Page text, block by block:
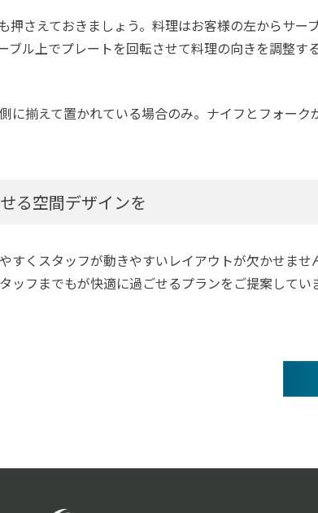
押さえておきましょう。料理はお客様の左からサー
ブル上でプレートを回転させて料理の向きを調整す
に揃えて置かれている場合のみ。ナイフとフォーク
る空間デザインを
すくスタッフが動きやすいレイアウトが欠かせま
ッフまでもが快適に過ごせるプランをご提案してい